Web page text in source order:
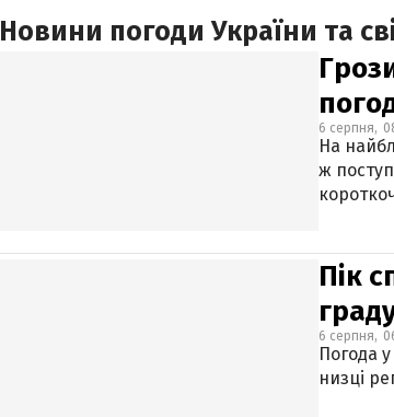
Новини погоди України та
6 серпня,
На
ж
Пік
6 серпня,
Погода
низці